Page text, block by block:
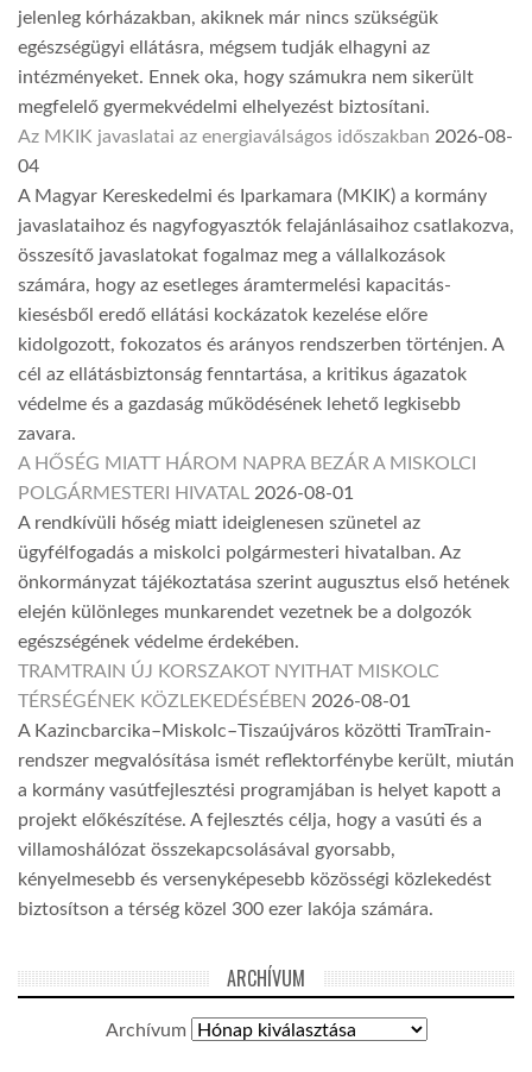
jelenleg kórházakban, akiknek már nincs szükségük
egészségügyi ellátásra, mégsem tudják elhagyni az
intézményeket. Ennek oka, hogy számukra nem sikerült
megfelelő gyermekvédelmi elhelyezést biztosítani.
Az MKIK javaslatai az energiaválságos időszakban 2026-08-
04
A Magyar Kereskedelmi és Iparkamara (MKIK) a kormány
javaslataihoz és nagyfogyasztók felajánlásaihoz csatlakozva,
összesítő javaslatokat fogalmaz meg a vállalkozások
számára, hogy az esetleges áramtermelési kapacitás-
kiesésből eredő ellátási kockázatok kezelése előre
kidolgozott, fokozatos és arányos rendszerben történjen. A
cél az ellátásbiztonság fenntartása, a kritikus ágazatok
védelme és a gazdaság működésének lehető legkisebb
zavara.
A HŐSÉG MIATT HÁROM NAPRA BEZÁR A MISKOLCI
POLGÁRMESTERI HIVATAL 2026-08-01
A rendkívüli hőség miatt ideiglenesen szünetel az
ügyfélfogadás a miskolci polgármesteri hivatalban. Az
önkormányzat tájékoztatása szerint augusztus első hetének
elején különleges munkarendet vezetnek be a dolgozók
egészségének védelme érdekében.
TRAMTRAIN ÚJ KORSZAKOT NYITHAT MISKOLC
TÉRSÉGÉNEK KÖZLEKEDÉSÉBEN 2026-08-01
A Kazincbarcika–Miskolc–Tiszaújváros közötti TramTrain-
rendszer megvalósítása ismét reflektorfénybe került, miután
a kormány vasútfejlesztési programjában is helyet kapott a
projekt előkészítése. A fejlesztés célja, hogy a vasúti és a
villamoshálózat összekapcsolásával gyorsabb,
kényelmesebb és versenyképesebb közösségi közlekedést
biztosítson a térség közel 300 ezer lakója számára.
ARCHÍVUM
Archívum